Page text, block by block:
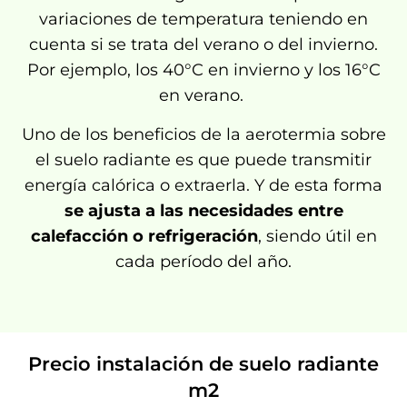
variaciones de temperatura teniendo en
cuenta si se trata del verano o del invierno.
Por ejemplo, los 40°C en invierno y los 16°C
en verano.
Uno de los beneficios de la aerotermia sobre
el suelo radiante es que puede transmitir
energía calórica o extraerla. Y de esta forma
se ajusta a las necesidades entre
calefacción o refrigeración, siendo útil en
cada período del año.
Precio instalación de suelo radiante
m2